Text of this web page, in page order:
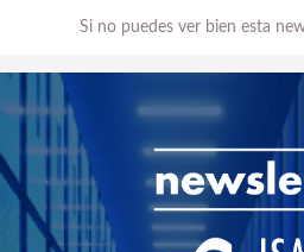
Si no puedes ver bien esta